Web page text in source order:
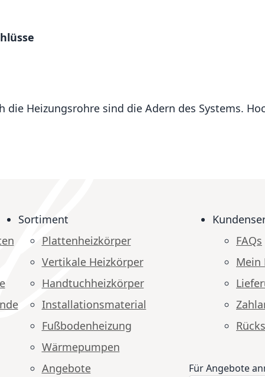
die Heizungsrohre sind die Adern des Systems.
Sortiment
Plattenheizkörper
Vertikale Heizkörper
Handtuchheizkörper
Installationsmaterial
Fußbodenheizung
Wärmepumpen
Angebote
FAQs
Mein
Für Angebote